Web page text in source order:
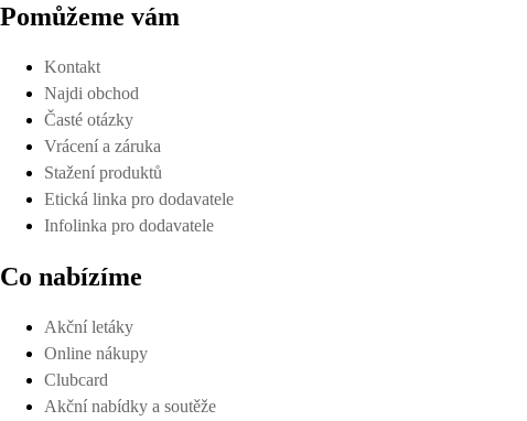
Pomůžeme vám
Kontakt
Najdi obchod
Časté otázky
Vrácení a záruka
Stažení produktů
Etická linka pro dodavatele
Infolinka pro dodavatele
Co nabízíme
Akční letáky
Online nákupy
Clubcard
Akční nabídky a soutěže